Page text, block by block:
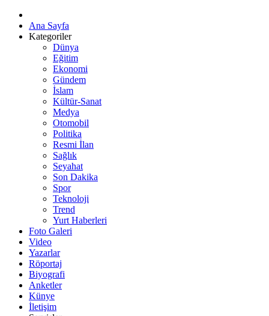
Ana Sayfa
Kategoriler
Dünya
Eğitim
Ekonomi
Gündem
İslam
Kültür-Sanat
Medya
Otomobil
Politika
Resmi İlan
Sağlık
Seyahat
Son Dakika
Spor
Teknoloji
Trend
Yurt Haberleri
Foto Galeri
Video
Yazarlar
Röportaj
Biyografi
Anketler
Künye
İletişim